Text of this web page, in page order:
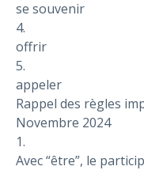
se souvenir
4.
offrir
5.
appeler
Rappel des règles
Novembre 2024
1.
Avec “être”, le